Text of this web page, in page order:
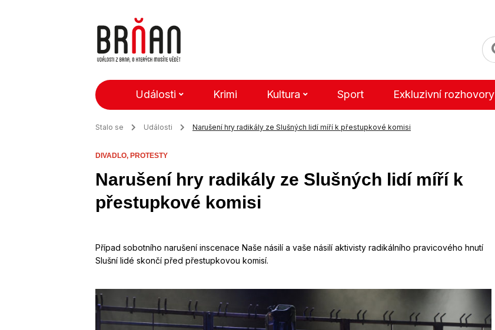
Události Krimi Kultura Sport Exkluzivní rozhovory
Stalo se Události Narušení hry radikály ze Slušných lidí míří k přestupkové komisi
DIVADLO, PROTESTY
Narušení hry radikály ze Slušných lidí míří k
přestupkové komisi
Případ sobotního narušení inscenace Naše násilí a vaše násilí aktivisty radikálního pravicového hnutí
Slušní lidé skončí před přestupkovou komisí.